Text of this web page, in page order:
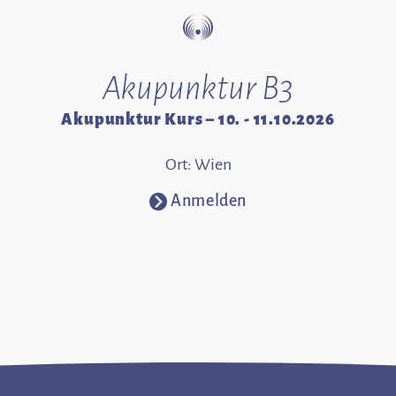
Akupunktur B3
Akupunktur Kurs – 10. - 11.10.2026
Ort: Wien
⧁ Anmelden